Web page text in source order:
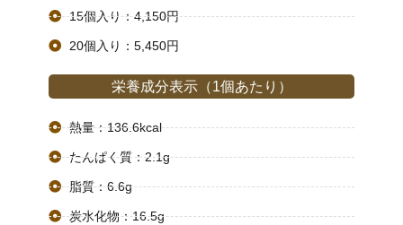
15個入り：4,150円
20個入り：5,450円
栄養成分表示（1個あたり）​
熱量：136.6kcal
たんぱく質：2.1g
脂質：6.6g
炭水化物：16.5g